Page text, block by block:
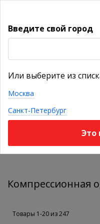
Компрессионная
Товары 1-20 из247
Введите свой город
Или выберите из
Москва
Санкт-Петербург
Это